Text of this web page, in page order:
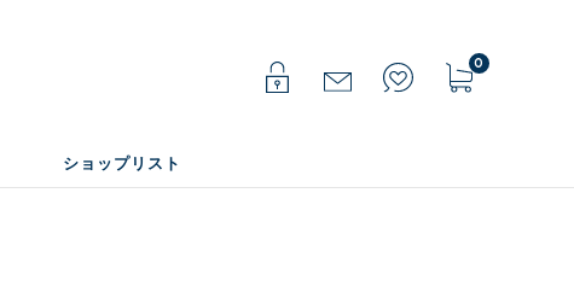
0
ショップリスト